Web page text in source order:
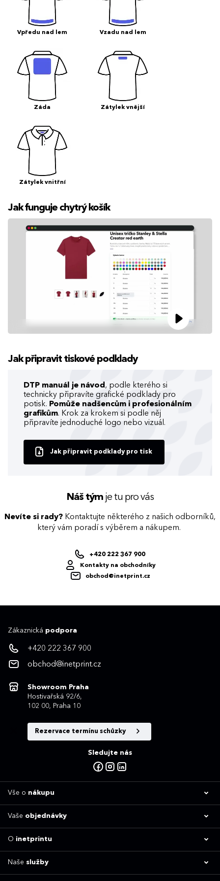
Vpředu nad lem Vzadu nad lem
Záda Zátylek vnější
Zátylek vnitřní
Jak funguje chytrý košík
Jak připravit tiskové podklady
DTP manuál je návod , podle kterého si
technicky připravíte grafické podklady pro
potisk. Pomůže nadšencům i profesionálním
grafikům. Krok za krokem si podle něj
připravíte jednoduché logo nebo vizuál.
Jak připravit podklady pro tisk
Náš týmje tu pro vás
Nevíte si rady? Kontaktujte některého z našich odborníků,
který vám poradí s výběrem a nákupem.
+420 222 367 900
Kontakty na obchodníky
obchod@inetprint.cz
Zákaznická podpora
+420 222 367 900
obchod@inetprint.cz
Showroom Praha
Hostivařská 92/6,
102 00, Praha 10
Rezervace termínu schůzky
Sledujte nás
Vše o nákupu
Vaše objednávky
O inetprintu
Naše služby